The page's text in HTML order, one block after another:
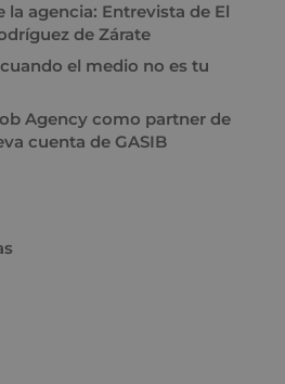
la agencia: Entrevista de El
de Zárate
el medio no es tu
Agency como partner de
cuenta de GASIB